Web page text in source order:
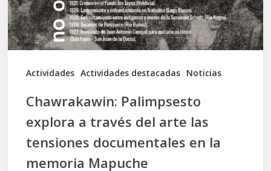
Actividades Actividades destacadas Noticias
arte
las
tensiones
documentales
memoria
Mapuche
Chawrakawin: Palimpsesto
explora a través del arte las
tensiones documentales en la
memoria Mapuche